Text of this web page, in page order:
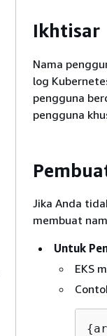
Ikhtisar
Nama
log
pengguna
pengguna
Jika Anda
membuat
Untuk
EKS
{